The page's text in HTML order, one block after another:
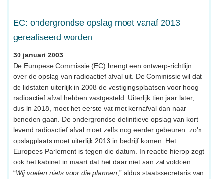
EC: ondergrondse opslag moet vanaf 2013
gerealiseerd worden
30 januari 2003
De Europese Commissie (EC) brengt een ontwerp-richtlijn
over de opslag van radioactief afval uit. De Commissie wil dat
de lidstaten uiterlijk in 2008 de vestigingsplaatsen voor hoog
radioactief afval hebben vastgesteld. Uiterlijk tien jaar later,
dus in 2018, moet het eerste vat met kernafval dan naar
beneden gaan. De ondergrondse definitieve opslag van kort
levend radioactief afval moet zelfs nog eerder gebeuren: zo'n
opslagplaats moet uiterlijk 2013 in bedrijf komen. Het
Europees Parlement is tegen die datum. In reactie hierop zegt
ook het kabinet in maart dat het daar niet aan zal voldoen.
“Wij voelen niets voor die plannen,” aldus staatssecretaris van